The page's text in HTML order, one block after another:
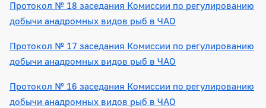
Протокол № 18 заседания Комиссии по регулированию
добычи анадромных видов рыб в ЧАО
Протокол № 17 заседания Комиссии по регулированию
добычи анадромных видов рыб в ЧАО
Протокол № 16 заседания Комиссии по регулированию
добычи анадромных видов рыб в ЧАО